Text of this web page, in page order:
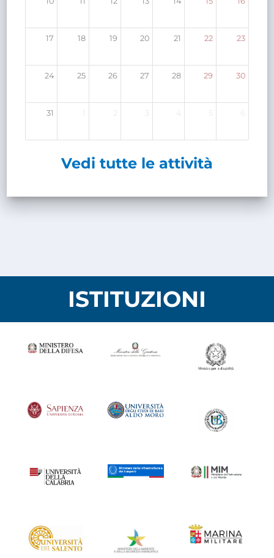
17 18 19 20 21 22 23
24 25 26 27 28 29 30
31 1 2 3 4 5 6
Vedi tutte le attività
ISTITUZIONI